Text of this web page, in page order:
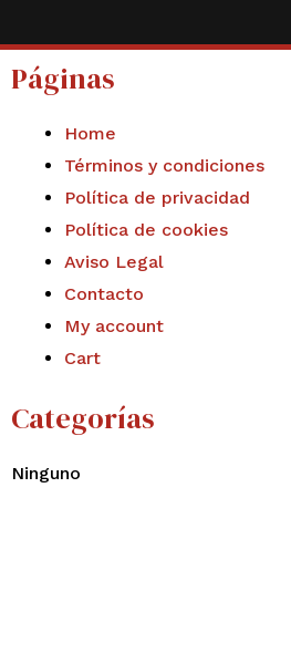
Páginas
Home
Términos y condiciones
Política de privacidad
Política de cookies
Aviso Legal
Contacto
My account
Cart
Categorías
Ninguno